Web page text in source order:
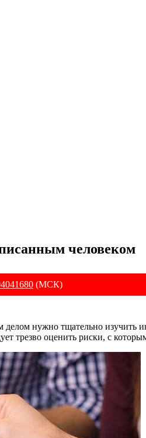
человеком
(МСК)
нужно тщательно изучить
трезво оценить риски, с